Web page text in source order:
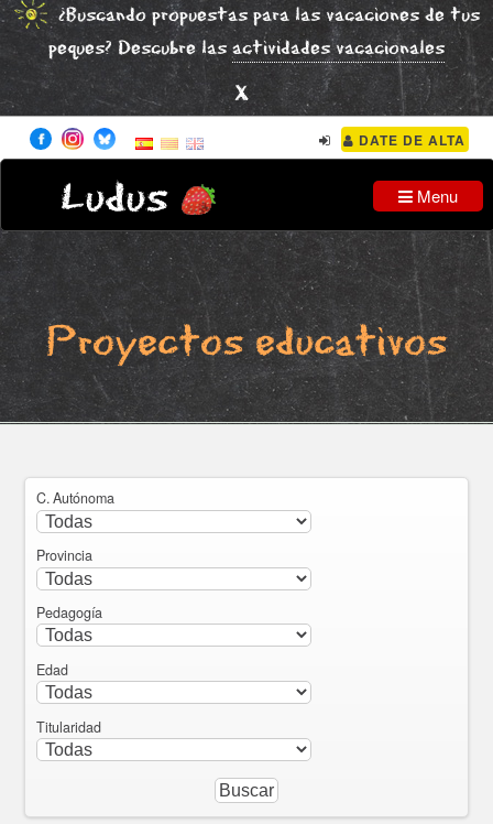
¿Buscando propuestas para las vacaciones de tus
peques? Descubre lasactividades vacacionales
x
DATE DE ALTA
Ludus Menu
Proyectos educativos
C. Autónoma
Provincia
Pedagogía
Edad
Titularidad